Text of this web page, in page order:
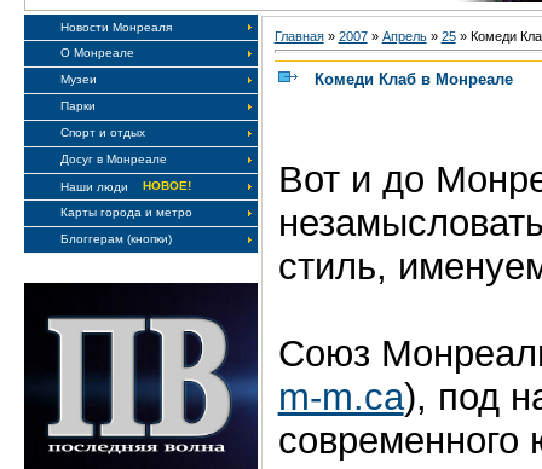
Новости Монреаля
О Монреале
Музеи
Парки
Спорт и отдых
Досуг в Монреале
Наши люди
НОВОЕ!
Карты города и метро
Блоггерам (кнопки)
Главная» 2007 » Апрель » 25» Комеди
Комеди Клаб в Монреале
Вот и до
стиль,
Союз
m-m.ca), под
современного